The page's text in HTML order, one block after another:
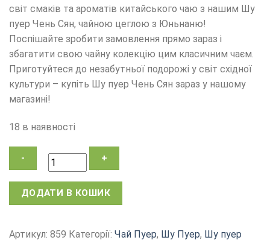
світ смаків та ароматів китайського чаю з нашим Шу
пуер Чень Сян, чайною цеглою з Юньнаню!
Поспішайте зробити замовлення прямо зараз і
збагатити свою чайну колекцію цим класичним чаєм.
Приготуйтеся до незабутньої подорожі у світ східної
культури – купіть Шу пуер Чень Сян зараз у нашому
магазині!
18 в наявності
Чай
Шу
ДОДАТИ В КОШИК
Артикул: 859 Категорії: Чай Пуер, Шу Пуер, Шу пуер